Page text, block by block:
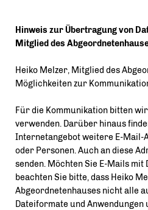
Hinweis zur Übertragung von
Mitglied des
Heiko Melzer, Mitglied des
Möglichkeiten zur
Für die Kommunikation bitten
verwenden. Darüber hinaus
Internetangebot weitere E-Mail-
oder Personen. Auch an diese
senden. Möchten Sie E-Mails mit
beachten Sie bitte, dass Heiko
Abgeordnetenhauses nicht alle
Dateiformate und Anwendungen